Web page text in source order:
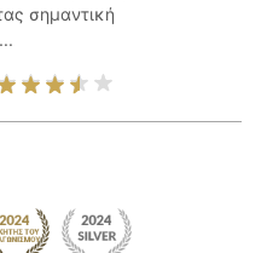
σημαντική